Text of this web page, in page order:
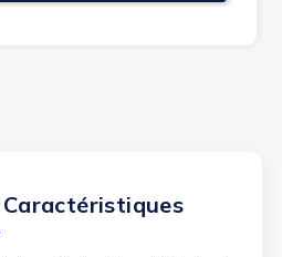
Caractéristiques